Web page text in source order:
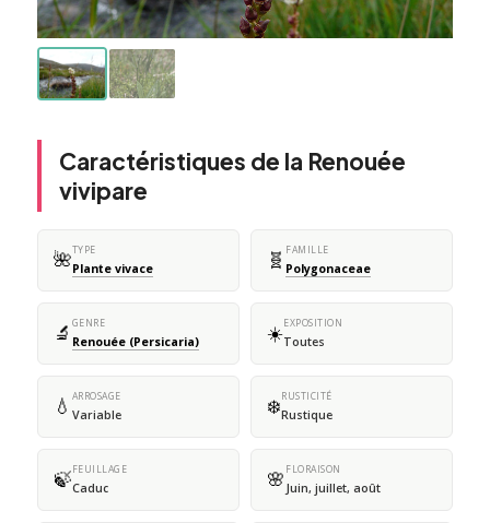
Caractéristiques de la Renouée
vivipare
🌺TYPE
Plante vivace 🧬 FAMILLE
Polygonaceae
🔬 GENRE
Renouée (Persicaria) ☀️EXPOSITION
Toutes
💧 ARROSAGE
Variable ❄️RUSTICITÉ
Rustique
🍃FEUILLAGE
Caduc 🌸 FLORAISON
Juin, juillet, août